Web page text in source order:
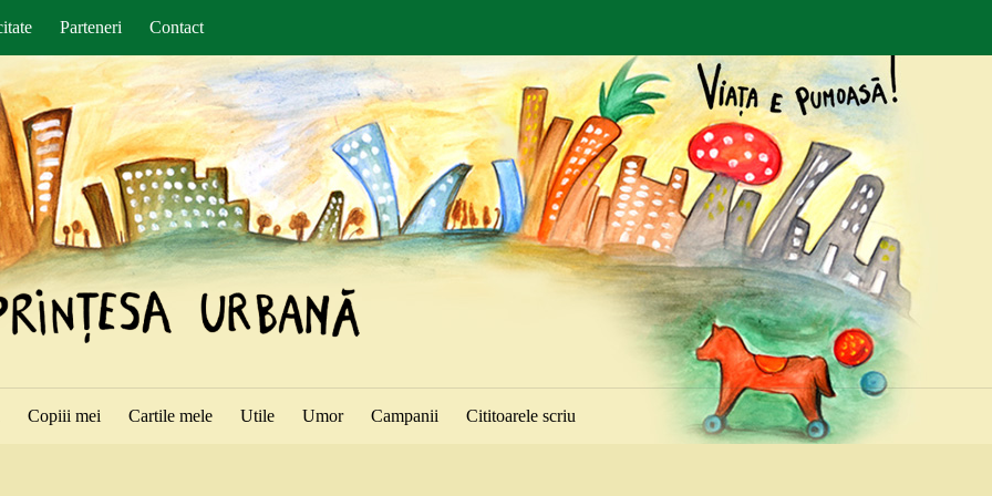
Parteneri Contact
Copiii mei Cartile mele Utile Umor Campanii Cititoarele scriu